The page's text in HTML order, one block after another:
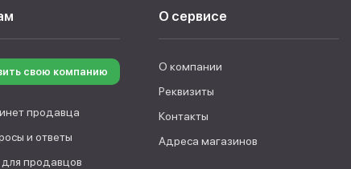
свою компанию
продавца
и ответы
продавцов
О сервисе
О компании
Реквизиты
Контакты
Адреса магазинов